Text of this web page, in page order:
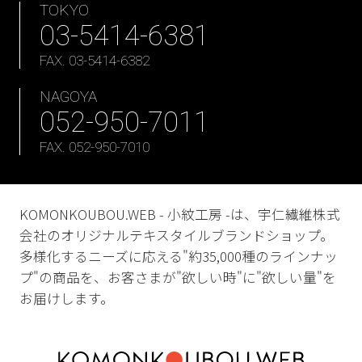
TOKYO
03-5414-6381
FAX. 03-5414-6382
NAGOYA
052-950-7011
FAX. 052-950-7010
KOMONKOUBOU.WEB - 小紋工房 -は、宇仁繊維株式
会社のオリジナルテキスタイルブランドショップ。
多様化するニーズに応える"約35,000種のラインナッ
プ"の商品を、お客さまが"欲しい時"に"欲しい量"を
お届けします。